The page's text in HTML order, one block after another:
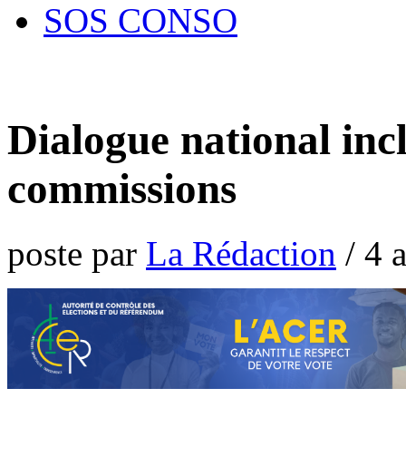
SOS CONSO
Dialogue national
commissions
poste par La Rédaction / 4